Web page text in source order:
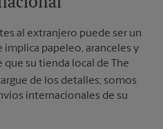
al extranjero puede ser un
implica papeleo, aranceles y
que su tienda local de The
de los detalles; somos
internacionales de su